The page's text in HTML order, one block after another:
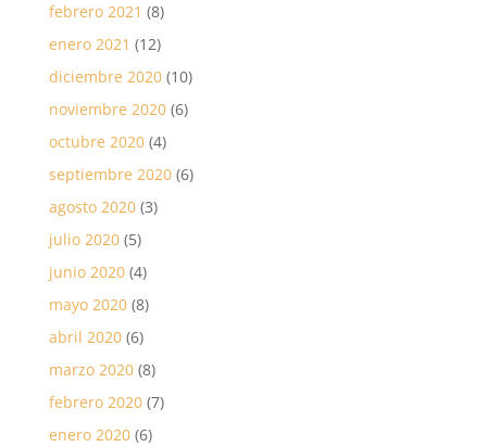
febrero 2021 (8)
enero 2021 (12)
diciembre 2020(10)
noviembre 2020(6)
octubre 2020(4)
septiembre 2020(6)
agosto 2020(3)
julio 2020(5)
junio 2020(4)
mayo 2020(8)
abril 2020(6)
marzo 2020(8)
febrero 2020(7)
enero 2020(6)